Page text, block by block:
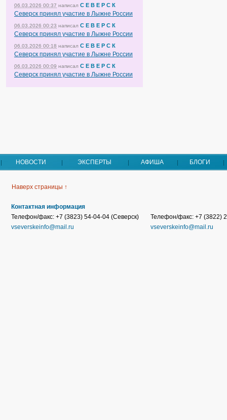
06.03.2026 00:37 написал С Е В Е Р С К
Северск принял участие в Лыжне России
06.03.2026 00:23 написал С Е В Е Р С К
Северск принял участие в Лыжне России
06.03.2026 00:18 написал С Е В Е Р С К
Северск принял участие в Лыжне России
06.03.2026 00:09 написал С Е В Е Р С К
Северск принял участие в Лыжне России
НОВОСТИ ЭКСПЕРТЫ АФИША БЛОГИ
Наверх страницы ↑
Контактная информация
Телефон/факс: +7 (3823) 54-04-04 (Северск)
vseverskeinfo@mail.ru
Телефон/факс: +7 (3822)
vseverskeinfo@mail.ru